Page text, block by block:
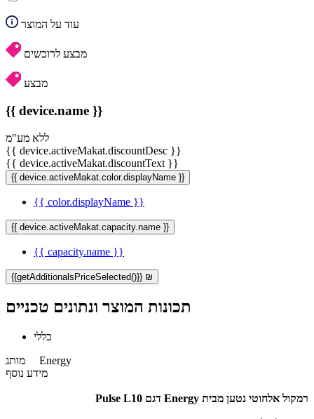
עוד על המוצר
מבצע לרוכשים
מבצע
{{ device.name }}
ללא מע"מ
{{ device.activeMakat.discountDesc }}
{{ device.activeMakat.discountText }}
{{ device.activeMakat.color.displayName }}
{{ color.displayName }}
{{ device.activeMakat.capacity.name }}
{{ capacity.name }}
{{getAdditionalsPriceSelected()}} ₪
תכונות המוצר ונתונים טכניים
כללי
מותג Energy
מידע נוסף
רמקול אלחוטי נטען מבית Energy דגם Pulse L10